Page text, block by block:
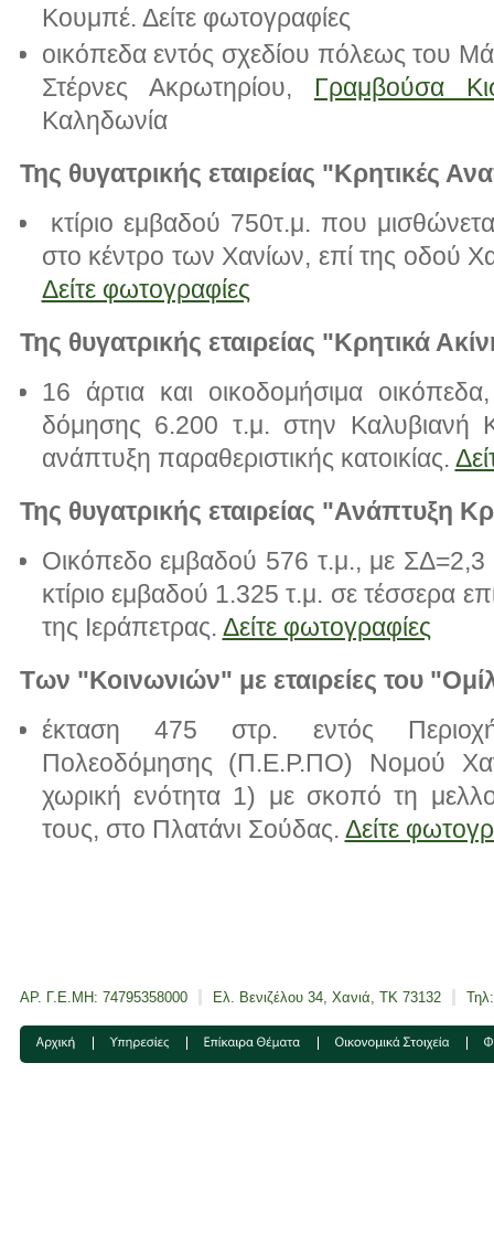
Κουμπέ. Δείτε φωτογραφίες
οικόπεδα εντός σχεδίου πόλεως του
Στέρνες Ακρωτηρίου, Γραμβούσα
Καληδωνία
Της θυγατρικής εταιρείας "Κρητικές
κτίριο εμβαδού 750τ.μ. που
στο κέντρο των Χανίων, επί της οδού
Δείτε φωτογραφίες
Της θυγατρικής εταιρείας "Κρητικά
16 άρτια και οικοδομήσιμα
δόμησης 6.200 τ.μ. στην Καλυβιανή
ανάπτυξη παραθεριστικής κατοικίας.
Της θυγατρικής εταιρείας "Ανάπτυξη
Οικόπεδο εμβαδού 576 τ.μ., με
κτίριο εμβαδού 1.325 τ.μ. σε τέσσερα
της Ιεράπετρας. Δείτε φωτογραφίες
Των "Κοινωνιών" με εταιρείες του
έκταση 475 στρ. εντός
Πολεοδόμησης (Π.Ε.Ρ.ΠΟ) Νομού
χωρική ενότητα 1) με σκοπό τη
τους, στο Πλατάνι Σούδας. Δείτε
ΑΡ. Γ.Ε.ΜΗ: 74795358000 Ελ. Βενιζέλου 34, Χανιά, ΤΚ 73132